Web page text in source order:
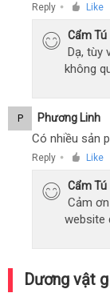
Reply ● Like
Cẩm Tú
Dạ, tùy
không
P Phương Linh
Có nhiều sản
Reply ● Like
Cẩm Tú
Cảm
website
Dương vật